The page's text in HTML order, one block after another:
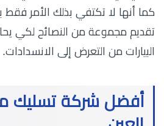
كما أنها لا تكتفي بذلك الأمر فقط
تقديم مجموعة من النصائح لكي
البيارات من التعرض إلى الانسدادات.
أفضل شركة تسليك